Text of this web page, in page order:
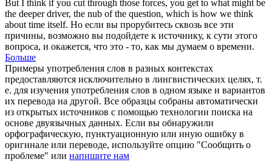
But I think if you cut through those forces, you get to what might be
the deeper driver, the nub of the question, which is how we think
about time itself. Но если вы прорубитесь сквозь все эти
причины, возможно вы подойдете к источнику, к сути этого
вопроса, и окажется, что это - то, как мы думаем о времени.
Больше
Примеры употребления слов в разных контекстах
предоставляются исключительно в лингвистических целях, т.
е. для изучения употребления слов в одном языке и вариантов
их перевода на другой. Все образцы собраны автоматически
из открытых источников с помощью технологии поиска на
основе двуязычных данных. Если вы обнаружили
орфографическую, пунктуационную или иную ошибку в
оригинале или переводе, используйте опцию "Сообщить о
проблеме" или напишите нам